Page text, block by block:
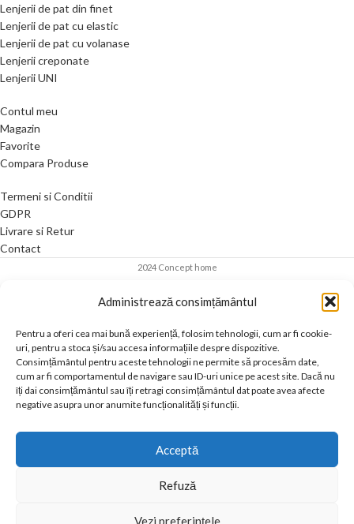
Administrează consimțământul
Pentru a oferi cea mai bună experiență, folosim tehnologii, cum ar fi cookie-
uri, pentru a stoca și/sau accesa informațiile despre dispozitive.
Consimțământul pentru aceste tehnologii ne permite să procesăm date,
cum ar fi comportamentul de navigare sau ID-uri unice pe acest site. Dacă nu
îți dai consimțământul sau îți retragi consimțământul dat poate avea afecte
negative asupra unor anumite funcționalități și funcții.
Acceptă
Refuză
Vezi preferințele
Lenjerii de pat din finet
Lenjerii de pat cu elastic
Lenjerii de pat cu volanase
Lenjerii creponate
Lenjerii UNI
Contul meu
Magazin
Favorite
Compara Produse
Termeni si Conditii
GDPR
Livrare si Retur
Contact
2024 Concept home